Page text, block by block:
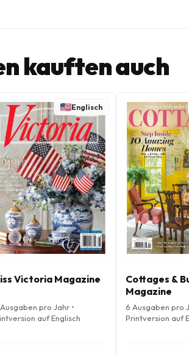
kauften auch
Englisch
Victoria Magazine
Ausgaben pro Jahr •
auf Englisch
Cottages &
Magazine
6 Ausgaben pro
Printversion auf